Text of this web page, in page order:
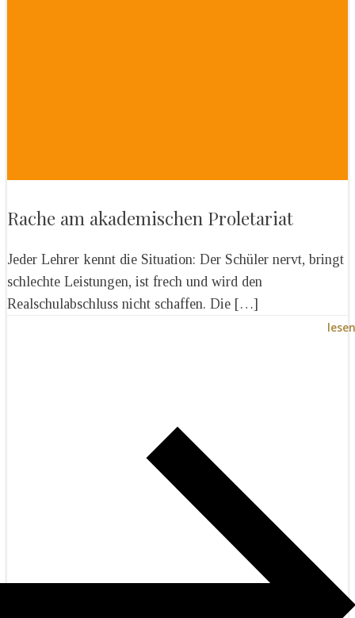
Rache am akademischen Proletariat
Jeder Lehrer kennt die Situation: Der Schüler nervt, bringt
schlechte Leistungen, ist frech und wird den
Realschulabschluss nicht schaffen. Die […]
lesen